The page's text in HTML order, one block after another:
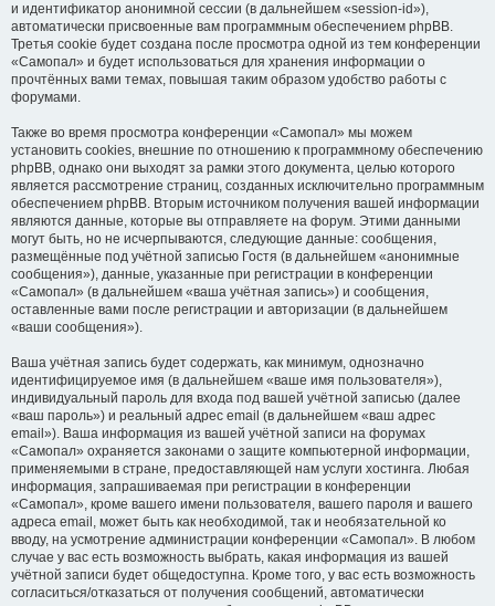
и идентификатор анонимной сессии (в дальнейшем «session-id»),
автоматически присвоенные вам программным обеспечением phpBB.
Третья cookie будет создана после просмотра одной из тем конференции
«Самопал» и будет использоваться для хранения информации о
прочтённых вами темах, повышая таким образом удобство работы с
форумами.
Также во время просмотра конференции «Самопал» мы можем
установить cookies, внешние по отношению к программному обеспечению
phpBB, однако они выходят за рамки этого документа, целью которого
является рассмотрение страниц, созданных исключительно программным
обеспечением phpBB. Вторым источником получения вашей информации
являются данные, которые вы отправляете на форум. Этими данными
могут быть, но не исчерпываются, следующие данные: сообщения,
размещённые под учётной записью Гостя (в дальнейшем «анонимные
сообщения»), данные, указанные при регистрации в конференции
«Самопал» (в дальнейшем «ваша учётная запись») и сообщения,
оставленные вами после регистрации и авторизации (в дальнейшем
«ваши сообщения»).
Ваша учётная запись будет содержать, как минимум, однозначно
идентифицируемое имя (в дальнейшем «ваше имя пользователя»),
индивидуальный пароль для входа под вашей учётной записью (далее
«ваш пароль») и реальный адрес email (в дальнейшем «ваш адрес
email»). Ваша информация из вашей учётной записи на форумах
«Самопал» охраняется законами о защите компьютерной информации,
применяемыми в стране, предоставляющей нам услуги хостинга. Любая
информация, запрашиваемая при регистрации в конференции
«Самопал», кроме вашего имени пользователя, вашего пароля и вашего
адреса email, может быть как необходимой, так и необязательной ко
вводу, на усмотрение администрации конференции «Самопал». В любом
случае у вас есть возможность выбрать, какая информация из вашей
учётной записи будет общедоступна. Кроме того, у вас есть возможность
согласиться/отказаться от получения сообщений, автоматически